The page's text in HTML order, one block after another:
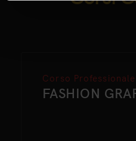
Corso Professionale
FASHION